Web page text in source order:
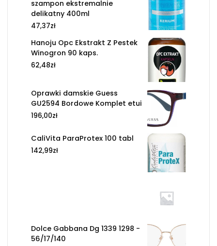
szampon ekstremalnie
delikatny 400ml
47,37zł
Hanoju Opc Ekstrakt Z Pestek
Winogron 90 kaps.
62,48zł
Oprawki damskie Guess
GU2594 Bordowe Komplet etui
196,00zł
CaliVita ParaProtex 100 tabl
142,99zł
Dolce Gabbana Dg 1339 1298 -
56/17/140